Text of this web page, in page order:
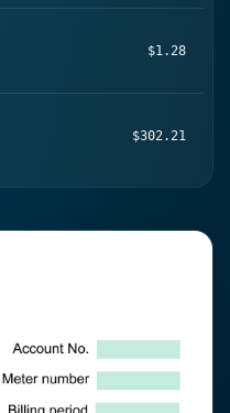
$1.28
$302.21